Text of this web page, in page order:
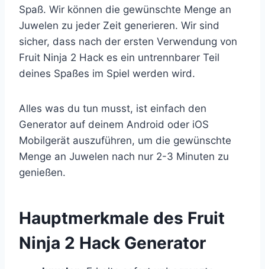
Spaß. Wir können die gewünschte Menge an
Juwelen zu jeder Zeit generieren. Wir sind
sicher, dass nach der ersten Verwendung von
Fruit Ninja 2 Hack es ein untrennbarer Teil
deines Spaßes im Spiel werden wird.
Alles was du tun musst, ist einfach den
Generator auf deinem Android oder iOS
Mobilgerät auszuführen, um die gewünschte
Menge an Juwelen nach nur 2-3 Minuten zu
genießen.
​Hauptmerkmale des Fruit
Ninja 2 Hack Generator